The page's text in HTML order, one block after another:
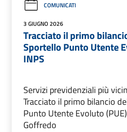
COMUNICATI
3 GIUGNO 2026
Tracciato il primo
Sportello Punto Utente
INPS
Servizi previdenziali più
Tracciato il primo bilancio
Punto Utente Evoluto
Goffredo